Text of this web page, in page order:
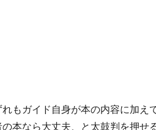
もガイド自身が本の内容に加え
本なら大丈夫、と太鼓判を押せ